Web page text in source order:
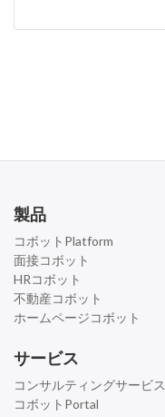
製品
コボットPlatform
面接コボット
HRコボット
不動産コボット
ホームページコボット
サービス
コンサルティングサービス
コボットPortal